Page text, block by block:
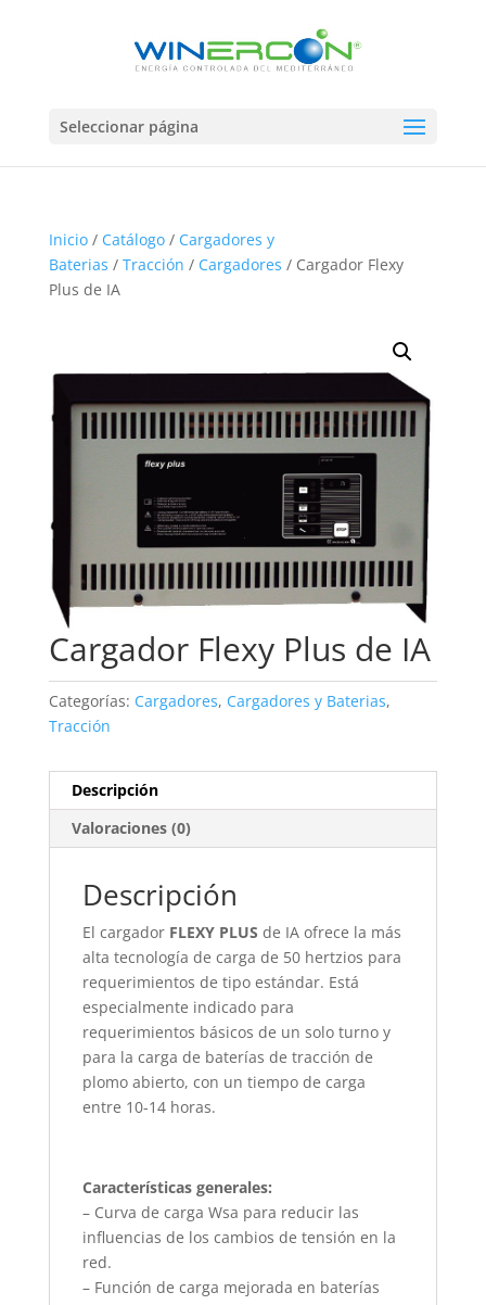
Seleccionar página
Inicio/ Catálogo/ Cargadores y
Baterias / Tracción / Cargadores / Cargador Flexy
Plus de IA
Cargador Flexy Plus de IA
Categorías: Cargadores, Cargadores y Baterias,
Tracción
Descripción
Valoraciones (0)
Descripción
El cargador FLEXY PLUS de IA ofrece la más
alta tecnología de carga de 50 hertzios para
requerimientos de tipo estándar. Está
especialmente indicado para
requerimientos básicos de un solo turno y
para la carga de baterías de tracción de
plomo abierto, con un tiempo de carga
entre 10-14 horas.
Características generales:
– Curva de carga Wsa para reducir las
influencias de los cambios de tensión en la
red.
– Función de carga mejorada en baterías